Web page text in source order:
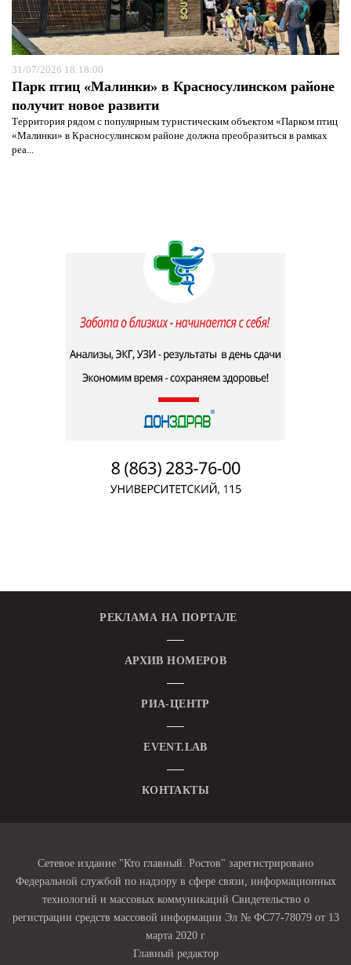
31/07/2026 18:18:00
Парк птиц «Малинки» в Красносулинском районе
получит новое развити
Территория рядом с популярным туристическим объектом «Парком птиц
«Малинки» в Красносулинском районе должна преобразиться в рамках
реа...
РЕКЛАМА НА ПОРТАЛЕ
АРХИВ НОМЕРОВ
РИА-ЦЕНТР
EVENT.LAB
КОНТАКТЫ
Сетевое издание "Кто главный. Ростов" зарегистрировано
Федеральной службой по надзору в сфере связи, информационных
технологий и массовых коммуникаций Свидетельство о
регистрации средств массовой информации Эл № ФС77-78079 от 13
марта 2020 г
Главный редактор